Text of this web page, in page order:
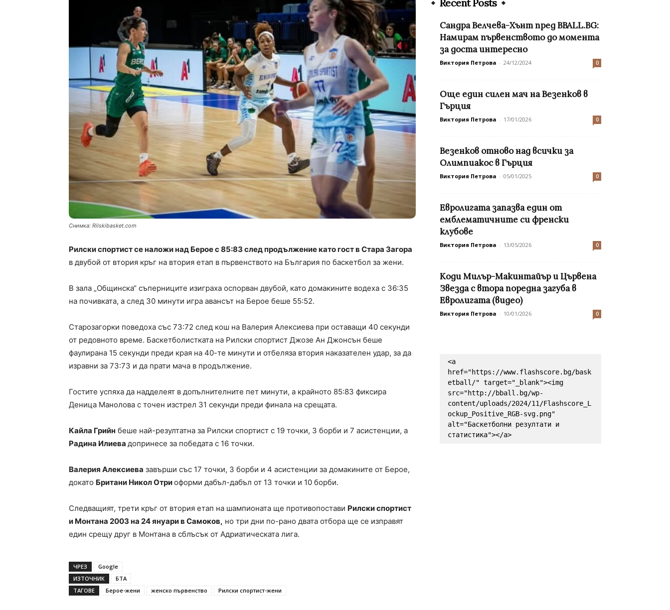
Снимка: Rilskibasket.com
Рилски спортист се наложи над Берое с 85:83 след продължение като гост в Стара Загора
в двубой от втория кръг на втория етап в първенството на България по баскетбол за жени.
В зала „Общинска“ съперниците изиграха оспорван двубой, като домакините водеха с 36:35
на почивката, а след 30 минути игра авансът на Берое беше 55:52.
Старозагорки поведоха със 73:72 след кош на Валерия Алексиева при оставащи 40 секунди
от редовното време. Баскетболистката на Рилски спортист Джозе Ан Джонсън беше
фаулирана 15 секунди преди края на 40-те минути и отбеляза втория наказателен удар, за да
изравни за 73:73 и да прати мача в продължение.
Гостите успяха да надделеят в допълнителните пет минути, а крайното 85:83 фиксира
Деница Манолова с точен изстрел 31 секунди преди финала на срещата.
Кайла Грийн беше най-резултатна за Рилски спортист с 19 точки, 3 борби и 7 асистенции, а
Радина Илиева допринесе за победата с 16 точки.
Валерия Алексиева завърши със 17 точки, 3 борби и 4 асистенции за домакините от Берое,
докато Британи Никол Отриоформи дабъл-дабъл от 13 точки и 10 борби.
Следващият, трети кръг от втория етап на шампионата ще противопостави Рилски спортист
и Монтана 2003 на 24 януари в Самоков, но три дни по-рано двата отбора ще се изправят
един срещу друг в Монтана в сблъсък от Адриатическата лига.
ЧРЕЗ
Google
ИЗТОЧНИК
БТА
ТАГОВЕ
Берое-жени женско първенство Рилски спортист-жени
Recent Posts
Сандра Велчева-Хънт пред BBALL.BG:
Намирам първенството до момента
за доста интересно
Виктория Петрова - 24/12/2024 0
Още един силен мач на Везенков в
Гърция
Виктория Петрова - 17/01/2026 0
Везенков отново над всички за
Олимпиакос в Гърция
Виктория Петрова - 05/01/2025 0
Евролигата запазва един от
емблематичните си френски
клубове
Виктория Петрова - 13/05/2026 0
Коди Милър-Макинтайър и Цървена
Звезда с втора поредна загуба в
Евролигата (видео)
Виктория Петрова - 10/01/2026 0
<a
href="https://www.flashscore.bg/bask
etball/" target="_blank"><img
src="http://bball.bg/wp-
content/uploads/2024/11/Flashscore_L
ockup_Positive_RGB-svg.png"
alt="Баскетболни резултати и
статистика"></a>